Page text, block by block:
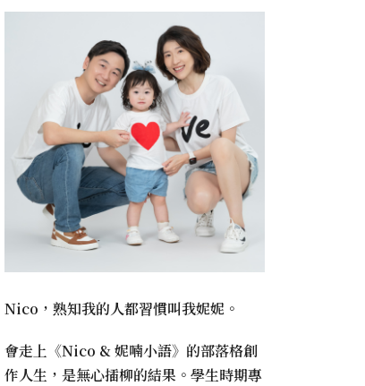
Nico，熟知我的人都習慣叫我妮妮。
會走上《Nico & 妮喃小語》的部落格創
作人生，是無心插柳的結果。學生時期專